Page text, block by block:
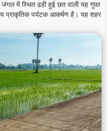
जंगल में स्थित ढही हुई छत वाली यह गुफा
प्राकृतिक पर्यटक आकर्षण है। यह शहर